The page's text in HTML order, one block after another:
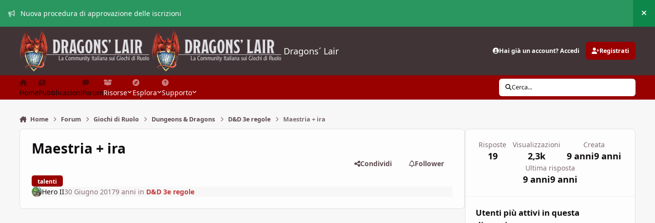
Nuova procedura di approvazione delle iscrizioni
Dragons´ Lair Hai già un account? Accedi Registrati
HomePubblicazioniForumRisorse Esplora Supporto
Cerca...
Home Forum Giochi di Ruolo Dungeons & Dragons D&D 3e regole Maestria + ira
Maestria + ira
talenti
Condividi Follower
Hero II30 Giugno 20179 anni in D&D 3e regole
Risposte
19
Visualizzazioni
2,3k
Creata
9 anni9 anni
Ultima risposta
9 anni9 anni
Utenti più attivi in questa